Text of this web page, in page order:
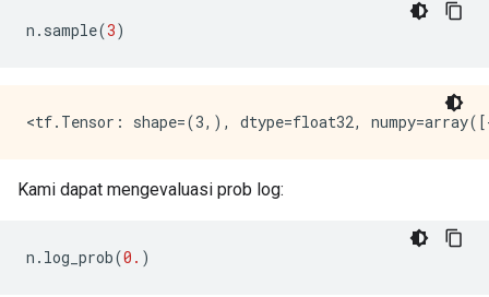
n . sample(3)
Kami dapat mengevaluasi prob log:
n . log_prob(0. )